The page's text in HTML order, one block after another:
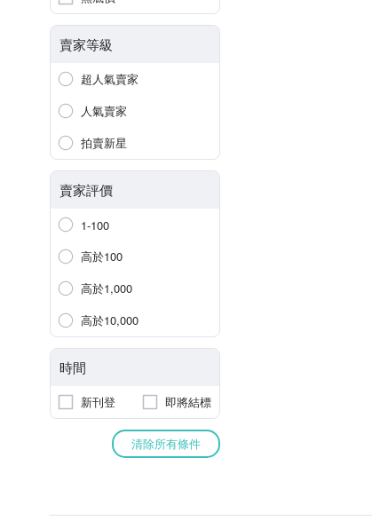
賣家等級
超人氣賣家
人氣賣家
拍賣新星
賣家評價
1-100
高於100
高於1,000
高於10,000
時間
新刊登 即將結標
清除所有條件